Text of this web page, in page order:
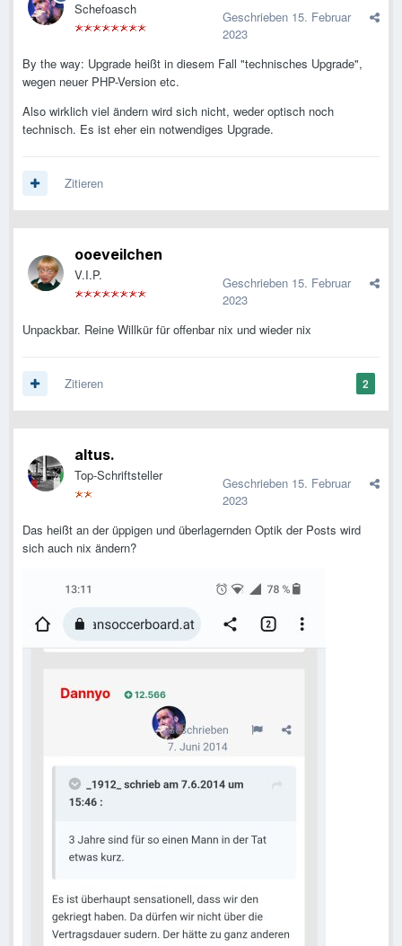
Schefoasch Geschrieben 15. Februar
2023
By the way: Upgrade heißt in diesem Fall "technisches Upgrade",
wegen neuer PHP-Version etc.
Also wirklich viel ändern wird sich nicht, weder optisch noch
technisch. Es ist eher ein notwendiges Upgrade.
Zitieren
ooeveilchen
V.I.P. Geschrieben 15. Februar
2023
Unpackbar. Reine Willkür für offenbar nix und wieder nix
2
Zitieren
altus.
Top-Schriftsteller Geschrieben 15. Februar
2023
Das heißt an der üppigen und überlagernden Optik der Posts wird
sich auch nix ändern?